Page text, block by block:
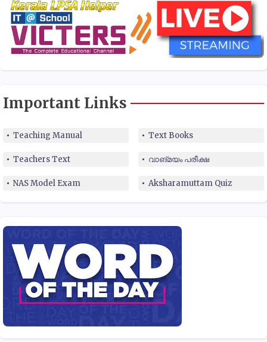
Important Links
Teaching Manual Text Books
Teachers Text വാങ്മയം പരീക്ഷ
NAS Model Exam Aksharamuttam Quiz